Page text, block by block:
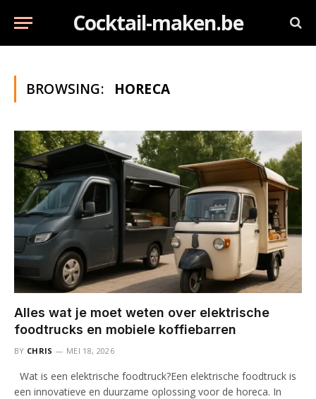
Cocktail-maken.be
BROWSING: HORECA
Alles wat je moet weten over elektrische
foodtrucks en mobiele koffiebarren
BY CHRIS MEI 18, 2026
Wat is een elektrische foodtruck?Een elektrische foodtruck is
een innovatieve en duurzame oplossing voor de horeca. In